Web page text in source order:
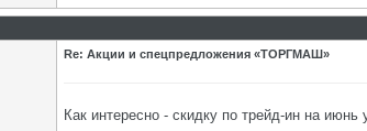
Re: Акции и спецпредложения «ТОРГМАШ»
Как интересно - скидку по трейд-ин на